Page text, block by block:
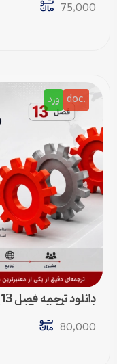
75,000
.doc ورد
(Sunil Chopra) | حمل و نقل در زنجیره تامین
80,000